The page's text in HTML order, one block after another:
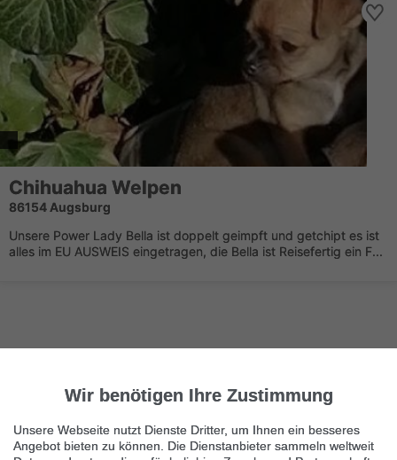
Chihuahua Welpen
86154 Augsburg
Unsere Power Lady Bella ist doppelt geimpft und getchipt es ist
alles im EU AUSWEIS eingetragen, die Bella ist Reisefertig ein F...
Nächste Seite
Chihuahua
Immer die neuesten Anzeigen erhalten?
Wir benötigen Ihre Zustimmung
Unsere Webseite nutzt Dienste Dritter, um Ihnen ein besseres
Angebot bieten zu können. Die Dienstanbieter sammeln weltweit